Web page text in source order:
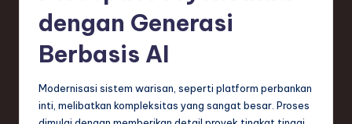
Tdengan Generasi
Berbasis AI
Modernisasi sistem warisan, seperti platform perbankan
inti, melibatkan kompleksitas yang sangat besar. Proses